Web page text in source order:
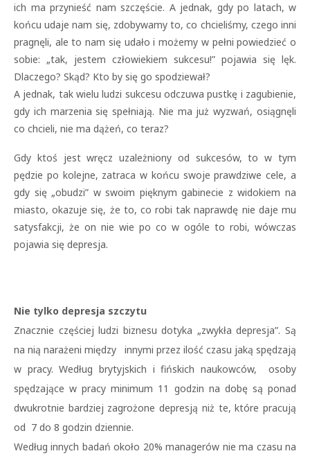
ich ma przynieść nam szczęście. A jednak, gdy po latach, w
końcu udaje nam się, zdobywamy to, co chcieliśmy, czego inni
pragnęli, ale to nam się udało i możemy w pełni powiedzieć o
sobie: „tak, jestem człowiekiem sukcesu!” pojawia się lęk.
Dlaczego? Skąd? Kto by się go spodziewał?
A jednak, tak wielu ludzi sukcesu odczuwa pustkę i zagubienie,
gdy ich marzenia się spełniają. Nie ma już wyzwań, osiągnęli
co chcieli, nie ma dążeń, co teraz?
Gdy ktoś jest wręcz uzależniony od sukcesów, to w tym
pędzie po kolejne, zatraca w końcu swoje prawdziwe cele, a
gdy się „obudzi” w swoim pięknym gabinecie z widokiem na
miasto, okazuje się, że to, co robi tak naprawdę nie daje mu
satysfakcji, że on nie wie po co w ogóle to robi, wówczas
pojawia się depresja.
Nie tylko depresja szczytu
Znacznie częściej ludzi biznesu dotyka „zwykła depresja”. Są
na nią narażeni między innymi przez ilość czasu jaką spędzają
w pracy. Według brytyjskich i fińskich naukowców, osoby
spędzające w pracy minimum 11 godzin na dobę są ponad
dwukrotnie bardziej zagrożone depresją niż te, które pracują
od 7 do 8 godzin dziennie.
Według innych badań około 20% managerów nie ma czasu na